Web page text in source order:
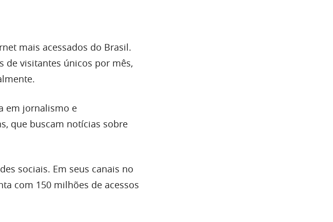
mais acessados do Brasil.
de visitantes únicos por mês,
em jornalismo e
que buscam notícias sobre
sociais. Em seus canais no
com 150 milhões de acessos